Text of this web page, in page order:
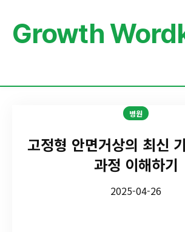
Growth
병원
고정형 안면거상의 최신
과정 이해하기
2025-04-26